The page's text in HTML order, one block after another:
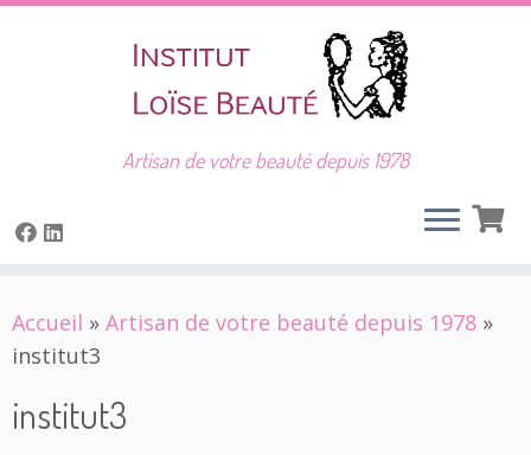
to
content
Artisan de votre beauté depuis 1978
Accueil » Artisan de votre beauté depuis 1978 »
institut3
institut3